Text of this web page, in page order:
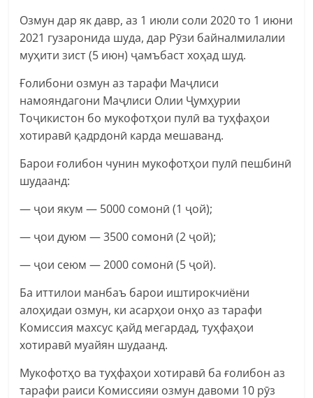
Озмун дар як давр, аз 1 июли соли 2020 то 1 июни
2021 гузаронида шуда, дар Рӯзи байналмилалии
муҳити зист (5 июн) ҷамъбаст хоҳад шуд.
Ғолибони озмун аз тарафи Маҷлиси
намояндагони Маҷлиси Олии Ҷумҳурии
Тоҷикистон бо мукофотҳои пулӣ ва туҳфаҳои
хотиравӣ қадрдонӣ карда мешаванд.
Барои ғолибон чунин мукофотҳои пулӣ пешбинӣ
шудаанд:
— ҷои якум — 5000 сомонӣ (1 ҷой);
— ҷои дуюм — 3500 сомонӣ (2 ҷой);
— ҷои сеюм — 2000 сомонӣ (5 ҷой).
Ба иттилои манбаъ барои иштирокчиёни
алоҳидаи озмун, ки асарҳои онҳо аз тарафи
Комиссия махсус қайд мегардад, туҳфаҳои
хотиравӣ муайян шудаанд.
Мукофотҳо ва туҳфаҳои хотиравӣ ба ғолибон аз
тарафи раиси Комиссияи озмун давоми 10 рӯз